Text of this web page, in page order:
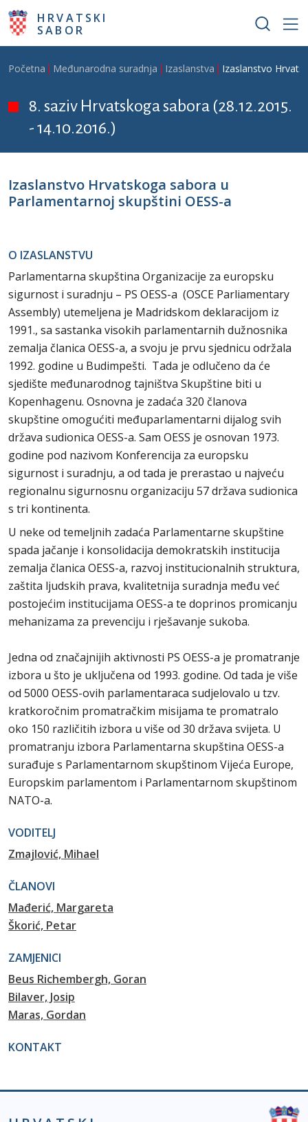
Skoči na glavni sadržaj
HRVATSKI
SABOR
Breadcrumb
Početna Međunarodna suradnja Izaslanstva Izaslanstvo
8. saziv Hrvatskoga sabora (28.12.2015.
- 14.10.2016.)
Izaslanstvo Hrvatskoga sabora u
Parlamentarnoj skupštini OESS-a
O IZASLANSTVU
Parlamentarna skupština Organizacije za europsku
sigurnost i suradnju – PS OESS-a (OSCE Parliamentary
Assembly) utemeljena je Madridskom deklaracijom iz
1991., sa sastanka visokih parlamentarnih dužnosnika
zemalja članica OESS-a, a svoju je prvu sjednicu održala
1992. godine u Budimpešti. Tada je odlučeno da će
sjedište međunarodnog tajništva Skupštine biti u
Kopenhagenu. Osnovna je zadaća 320 članova
skupštine omogućiti međuparlamentarni dijalog svih
država sudionica OESS-a. Sam OESS je osnovan 1973.
godine pod nazivom Konferencija za europsku
sigurnost i suradnju, a od tada je prerastao u najveću
regionalnu sigurnosnu organizaciju 57 država sudionica
s tri kontinenta.
U neke od temeljnih zadaća Parlamentarne skupštine
spada jačanje i konsolidacija demokratskih institucija
zemalja članica OESS-a, razvoj institucionalnih struktura,
zaštita ljudskih prava, kvalitetnija suradnja među već
postojećim institucijama OESS-a te doprinos promicanju
mehanizama za prevenciju i rješavanje sukoba.
Jedna od značajnijih aktivnosti PS OESS-a je promatranje
izbora u što je uključena od 1993. godine. Od tada je više
od 5000 OESS-ovih parlamentaraca sudjelovalo u tzv.
kratkoročnim promatračkim misijama te promatralo
oko 150 različitih izbora u više od 30 država svijeta. U
promatranju izbora Parlamentarna skupština OESS-a
surađuje s Parlamentarnom skupštinom Vijeća Europe,
Europskim parlamentom i Parlamentarnom skupštinom
NATO-a.
VODITELJ
Zmajlović, Mihael
ČLANOVI
Mađerić, Margareta
Škorić, Petar
ZAMJENICI
Beus Richembergh, Goran
Bilaver, Josip
Maras, Gordan
KONTAKT